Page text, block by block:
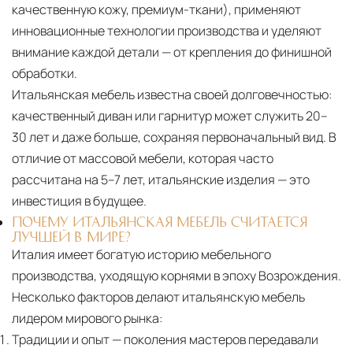
качественную кожу, премиум-ткани), применяют
инновационные технологии производства и уделяют
внимание каждой детали — от крепления до финишной
обработки.
Итальянская мебель известна своей долговечностью:
качественный диван или гарнитур может служить 20–
30 лет и даже больше, сохраняя первоначальный вид. В
отличие от массовой мебели, которая часто
рассчитана на 5–7 лет, итальянские изделия — это
инвестиция в будущее.
ПОЧЕМУ ИТАЛЬЯНСКАЯ МЕБЕЛЬ СЧИТАЕТСЯ
ЛУЧШЕЙ В МИРЕ?
Италия имеет богатую историю мебельного
производства, уходящую корнями в эпоху Возрождения.
Несколько факторов делают итальянскую мебель
лидером мирового рынка:
Традиции и опыт— поколения мастеров передавали